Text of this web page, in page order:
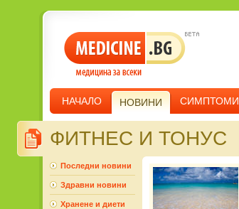
НАЧАЛО НОВИНИ СИМПТОМИ
ФИТНЕС И ТОНУС
Последни новини
Здравни новини
Хранене и диети